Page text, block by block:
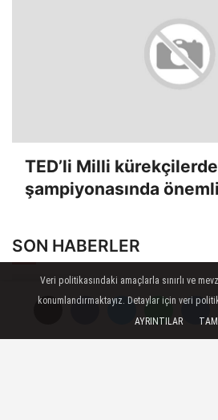
TED’li Milli
şampiyonasında
SON HABERLER
Belediye
Yeni Parti
ayrılığı
Enez’de özel
Veri politikasındaki amaçlarla sınırlı ve
konumlandırmaktayız. Detaylar için veri
AYRINTILAR